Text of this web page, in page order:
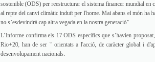
sostenible (ODS) per reestructurar el sistema financer mundial en
al repte del canvi climàtic induït per l'home. Mai abans el món ha
no s’esdevindrà cap altra vegada en la nostra generació”.
L’Informe confirma els 17 ODS específics que s’havien
Rio+20, han de ser " orientats a l'acció, de caràcter global i
desenvolupament nacionals.